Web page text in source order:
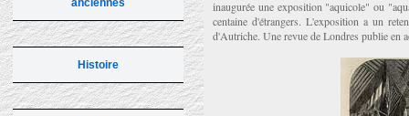
anciennes
Histoire
inaugurée une exposition "aquicole" ou
centaine d'étrangers. L'exposition a un
d'Autriche. Une revue de Londres publie en